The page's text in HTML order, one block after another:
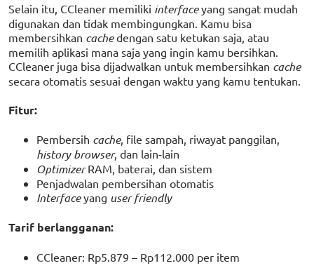
Selain itu, CCleaner memiliki interfaceyang sangat mudah
digunakan dan tidak membingungkan. Kamu bisa
membersihkan cachedengan satu ketukan saja, atau
memilih aplikasi mana saja yang ingin kamu bersihkan.
CCleaner juga bisa dijadwalkan untuk membersihkan cache
secara otomatis sesuai dengan waktu yang kamu tentukan.
Fitur:
Pembersih cache, file sampah, riwayat panggilan,
history browser, dan lain-lain
OptimizerRAM, baterai, dan sistem
Penjadwalan pembersihan otomatis
Interfaceyang user friendly
Tarif berlangganan:
CCleaner: Rp5.879 – Rp112.000 per item